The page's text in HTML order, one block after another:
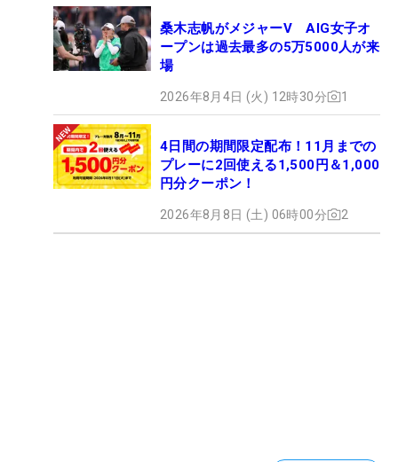
桑木志帆がメジャーV AIG女子オ
ープンは過去最多の5万5000人が来
場
2026年8月4日 (火) 12時30分 1
4日間の期間限定配布！11月までの
プレーに2回使える1,500円＆1,000
円分クーポン！
2026年8月8日 (土) 06時00分 2